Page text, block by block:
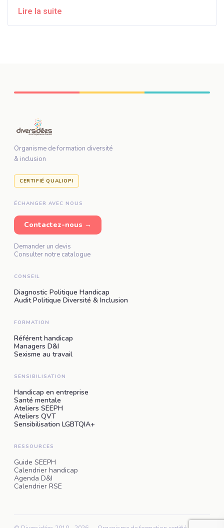
Lire la suite
Organisme de formation diversité
& inclusion
CERTIFIÉ QUALIOPI
ÉCHANGER AVEC NOUS
Contactez-nous →
Demander un devis
Consulter notre catalogue
CONSEIL
Diagnostic Politique Handicap
Audit Politique Diversité & Inclusion
FORMATION
Référent handicap
Managers D&I
Sexisme au travail
SENSIBILISATION
Handicap en entreprise
Santé mentale
Ateliers SEEPH
Ateliers QVT
Sensibilisation LGBTQIA+
RESSOURCES
Guide SEEPH
Calendrier handicap
Agenda D&I
Calendrier RSE